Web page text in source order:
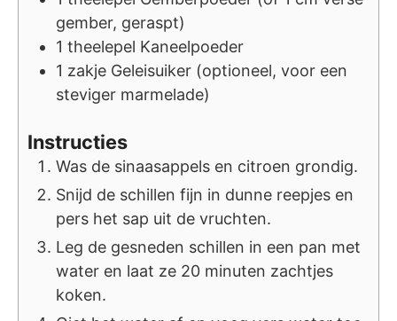
gember, geraspt)
1 theelepel Kaneelpoeder
1 zakje Geleisuiker (optioneel, voor een
steviger marmelade)
Instructies
Was de sinaasappels en citroen grondig.
Snijd de schillen fijn in dunne reepjes en
pers het sap uit de vruchten.
Leg de gesneden schillen in een pan met
water en laat ze 20 minuten zachtjes
koken.